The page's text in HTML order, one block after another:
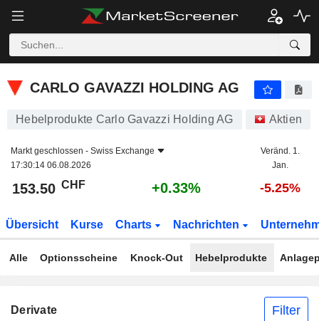
CARLO GAVAZZI HOLDING AG
Hebelprodukte Carlo Gavazzi Holding AG Aktien
Markt geschlossen - Swiss Exchange
17:30:14 06.08.2026
Veränd. 1.
Jan.
153.50 CHF +0.33% -5.25%
Übersicht Kurse Charts Nachrichten
Alle Optionsscheine Knock-Out Hebelprodukte
Derivate Filter